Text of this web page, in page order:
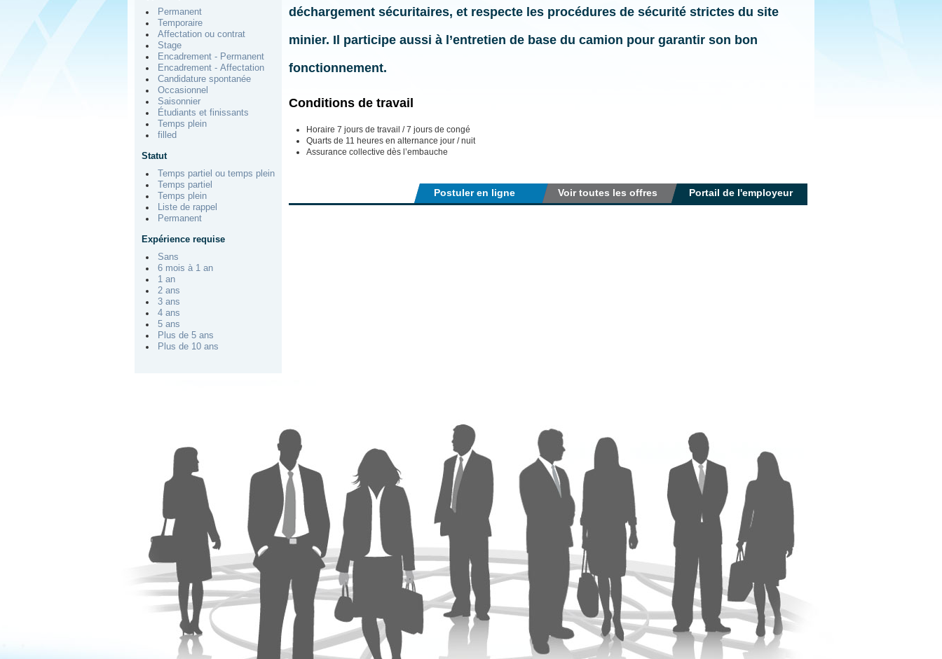
Permanent
Temporaire
Affectation ou contrat
Stage
Encadrement - Permanent
Encadrement - Affectation
Candidature spontanée
Occasionnel
Saisonnier
Étudiants et finissants
Temps plein
filled
Statut
Temps partiel ou temps plein
Temps partiel
Temps plein
Liste de rappel
Permanent
Expérience requise
Sans
6 mois à 1 an
1 an
2 ans
3 ans
4 ans
5 ans
Plus de 5 ans
Plus de 10 ans
déchargement sécuritaires, et respecte les procédures de sécurité strictes du site
minier. Il participe aussi à l’entretien de base du camion pour garantir son bon
fonctionnement.
Conditions de travail
Horaire 7 jours de travail / 7 jours de congé
Quarts de 11 heures en alternance jour / nuit
Assurance collective dès l’embauche
Portail de l'employeur
Voir toutes les offres
Postuler en ligne